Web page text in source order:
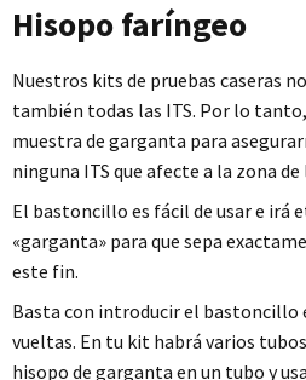
Hisopo faríngeo
Nuestros kits de pruebas caseras
también todas las ITS. Por lo
muestra de garganta para
ninguna ITS que afecte a la zona
El bastoncillo es fácil de usar e irá
«garganta» para que sepa
este fin.
Basta con introducir el bastoncillo
vueltas. En tu kit habrá varios
hisopo de garganta en un tubo y